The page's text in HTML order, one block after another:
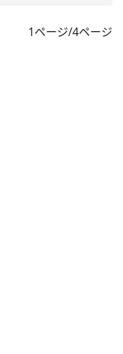
1ページ/4ページ